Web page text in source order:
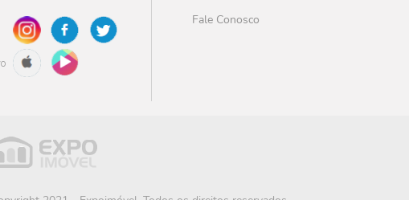
Fale Conosco